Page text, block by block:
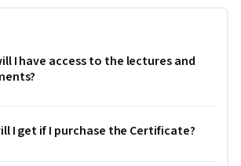
I have access to the lectures and
I get if I purchase the Certificate?